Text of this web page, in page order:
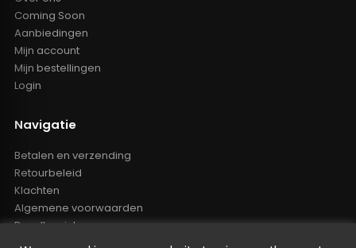
Coming Soon
Aanbiedingen
Mijn account
Mijn bestellingen
Login
Navigatie
Betalen en verzending
Retourbeleid
Klachten
Algemene voorwaarden
Resellers inlog
Reseller worden